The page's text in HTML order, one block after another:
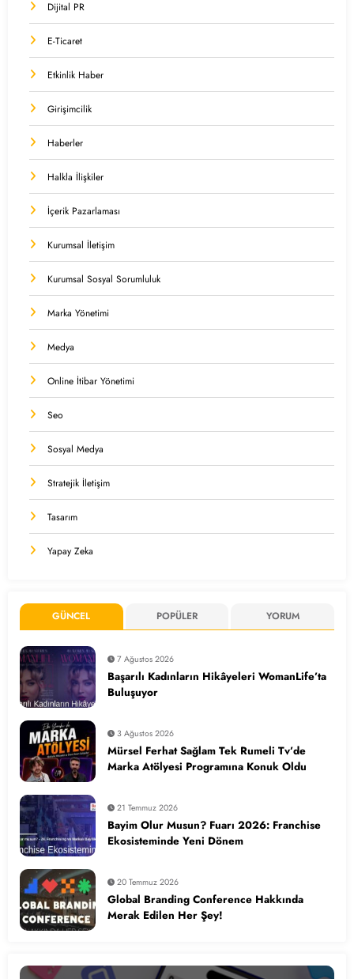
Dijital PR
E-Ticaret
Etkinlik Haber
Girişimcilik
Haberler
Halkla İlişkiler
İçerik Pazarlaması
Kurumsal İletişim
Kurumsal Sosyal Sorumluluk
Marka Yönetimi
Medya
Online İtibar Yönetimi
Seo
Sosyal Medya
Stratejik İletişim
Tasarım
Yapay Zeka
GÜNCEL POPÜLER YORUM
7 Ağustos 2026
Başarılı Kadınların Hikâyeleri WomanLife’ta
Buluşuyor
3 Ağustos 2026
Mürsel Ferhat Sağlam Tek Rumeli Tv’de
Marka Atölyesi Programına Konuk Oldu
21 Temmuz 2026
Bayim Olur Musun? Fuarı 2026: Franchise
Ekosisteminde Yeni Dönem
20 Temmuz 2026
Global Branding Conference Hakkında
Merak Edilen Her Şey!